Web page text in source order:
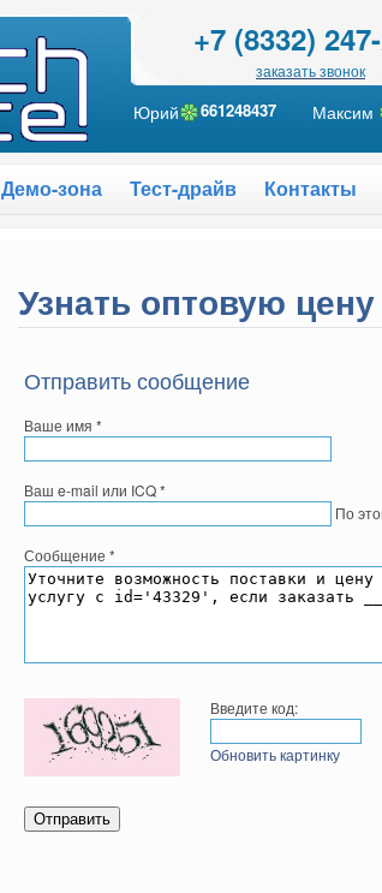
+7 (8332)
заказать звонок
Юрий 661248437 Максим
Демо-зона Тест-драйв Контакты
Узнать оптовую цену
Отправить сообщение
Ваше имя *
Ваш e-mail или ICQ*
По
Сообщение *
Введите код:
Обновить картинку